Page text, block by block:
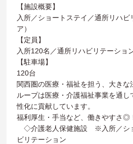
【施設概要】
入所／ショートステイ／通所リハ
ア）
【定員】
入所120名／通所リハビリテーショ
【駐車場】
120台
関西圏の医療・福祉を担う、大き
ループは医療・介護福祉事業を通
性化に貢献しています。
福利厚生・手当など、働きやすさ◎
◇介護老人保健施設 ※入所／シ
ビリテーション